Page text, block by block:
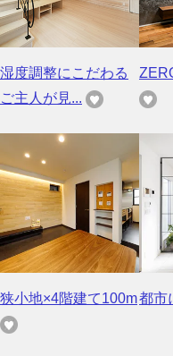
湿度調整にこだわる
ご主人が見...
狭小地×4階建て100m都市